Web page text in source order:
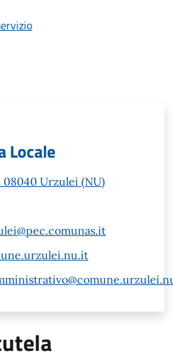
Locale
08040 Urzulei (NU)